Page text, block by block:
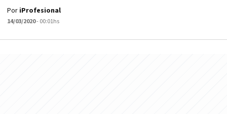
Por iProfesional
14/03/2020- 00:01hs